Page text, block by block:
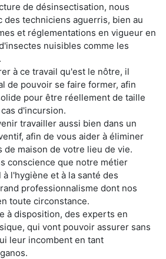
de désinsectisation, nous
des techniciens aguerris, bien au
et réglementations en vigueur en
nuisibles comme les
à ce travail qu'est le nôtre, il
de pouvoir se faire former, afin
pour être réellement de taille
d'incursion.
travailler aussi bien dans un
afin de vous aider à éliminer
de maison de votre lieu de vie.
conscience que notre métier
l'hygiène et à la santé des
professionnalisme dont nos
toute circonstance.
à disposition, des experts en
qui vont pouvoir assurer sans
leur incombent en tant